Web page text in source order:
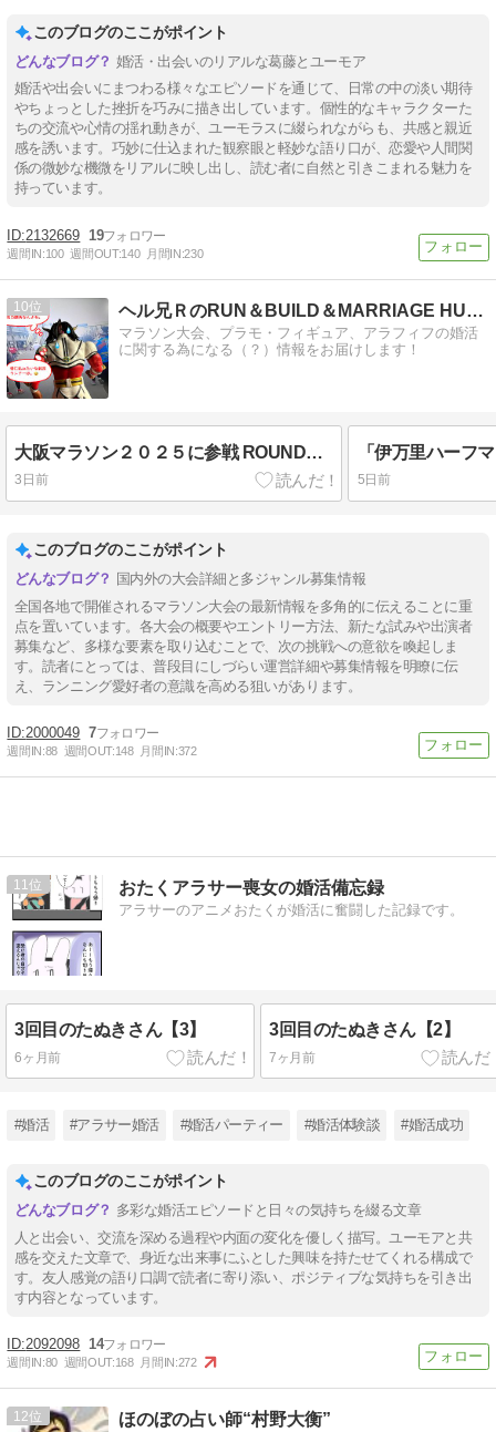
このブログのここがポイント
婚活・出会いのリアルな葛藤とユーモア
婚活や出会いにまつわる様々なエピソードを通じて、日常の中の淡い期待
やちょっとした挫折を巧みに描き出しています。個性的なキャラクターた
ちの交流や心情の揺れ動きが、ユーモラスに綴られながらも、共感と親近
感を誘います。巧妙に仕込まれた観察眼と軽妙な語り口が、恋愛や人間関
係の微妙な機微をリアルに映し出し、読む者に自然と引きこまれる魅力を
持っています。
2132669 19
週間IN:100 週間OUT:140 月間IN:230
10 ヘル兄ＲのRUN＆BUILD＆MARRIAGE HUNT
マラソン大会、プラモ・フィギュア、アラフィフの婚活
に関する為になる（？）情報をお届けします！
大阪マラソン２０２５に参戦 ROUND１６「やっと果たせたこと」
3日前 5日前
このブログのここがポイント
国内外の大会詳細と多ジャンル募集情報
全国各地で開催されるマラソン大会の最新情報を多角的に伝えることに重
点を置いています。各大会の概要やエントリー方法、新たな試みや出演者
募集など、多様な要素を取り込むことで、次の挑戦への意欲を喚起しま
す。読者にとっては、普段目にしづらい運営詳細や募集情報を明瞭に伝
え、ランニング愛好者の意識を高める狙いがあります。
2000049 7
週間IN:88 週間OUT:148 月間IN:372
11 おたくアラサー喪女の婚活備忘録
アラサーのアニメおたくが婚活に奮闘した記録です。
3回目のたぬきさん【3】
6ヶ月前
3回目のたぬきさん【2】
7ヶ月前
#婚活 #アラサー婚活 #婚活パーティー #婚活体験談 #婚活成功
このブログのここがポイント
多彩な婚活エピソードと日々の気持ちを綴る文章
人と出会い、交流を深める過程や内面の変化を優しく描写。ユーモアと共
感を交えた文章で、身近な出来事にふとした興味を持たせてくれる構成で
す。友人感覚の語り口調で読者に寄り添い、ポジティブな気持ちを引き出
す内容となっています。
2092098 14
週間IN:80 週間OUT:168 月間IN:272
12 ほのぼの占い師“村野大衡”